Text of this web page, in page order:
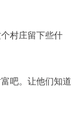
村庄留下些什
吧。让他们知道